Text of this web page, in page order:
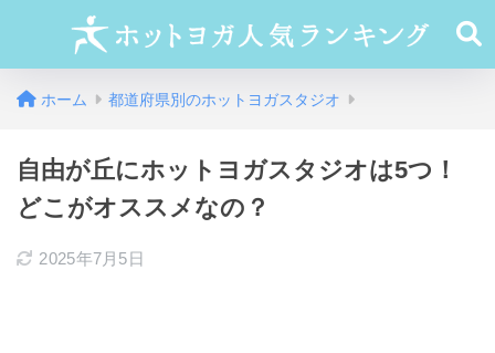
ホーム 都道府県別のホットヨガスタジオ
自由が丘にホットヨガスタジオは5つ！
どこがオススメなの？
2025年7月5日